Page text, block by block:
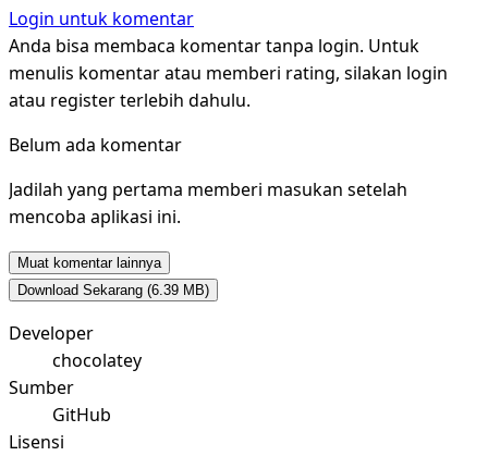
Login untuk komentar
Anda bisa membaca komentar tanpa login. Untuk
menulis komentar atau memberi rating, silakan login
atau register terlebih dahulu.
Belum ada komentar
Jadilah yang pertama memberi masukan setelah
mencoba aplikasi ini.
Muat komentar lainnya
Download Sekarang (6.39 MB)
Developer
chocolatey
Sumber
GitHub
Lisensi